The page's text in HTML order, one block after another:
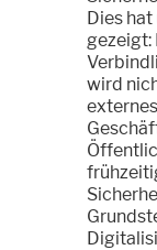
Dies
gezeigt:
wird